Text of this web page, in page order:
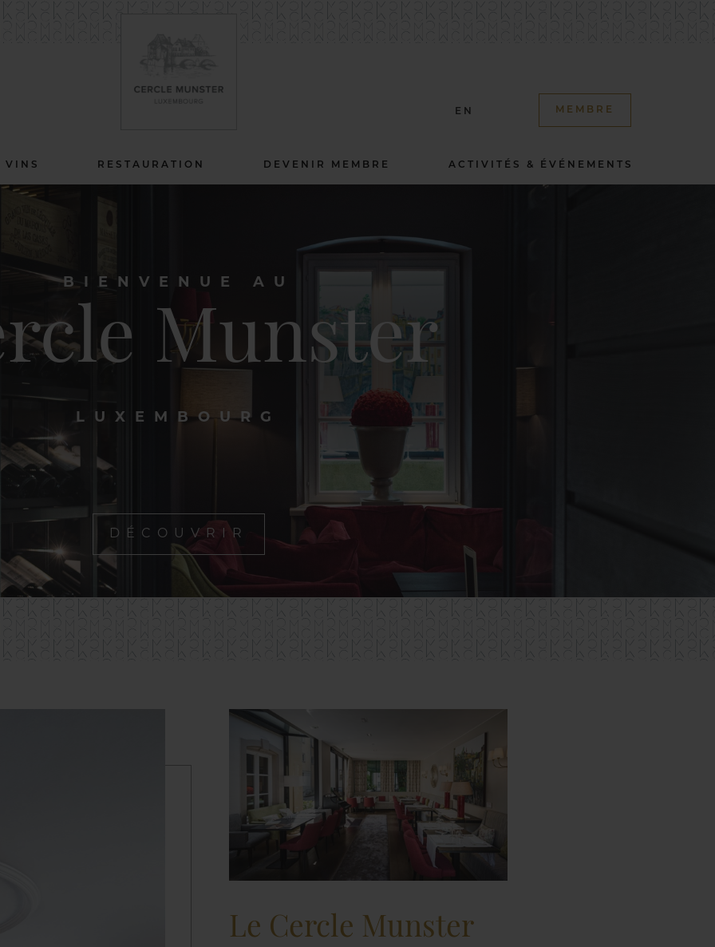
EN MEMBRE
VINS RESTAURATION DEVENIR MEMBRE ACTIVITÉS & ÉVÉNEMENTS
BIENVENUE AU
Munster
LUXEMBOURG
DÉCOUVRIR
Le Cercle Munster